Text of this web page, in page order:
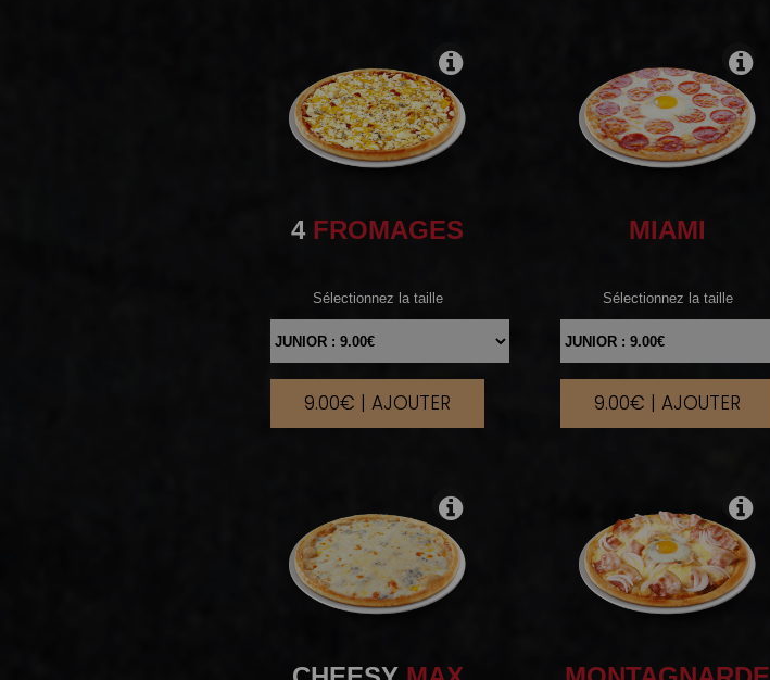
4FROMAGES
Sélectionnez la taille
|
9.00€ | AJOUTER
MIAMI
Sélectionnez la taille
|
9.00€ | AJOUTER